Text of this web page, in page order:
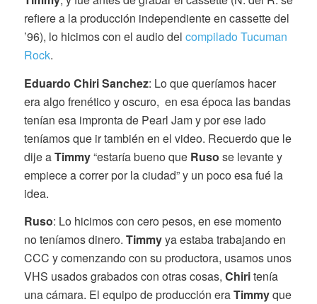
refiere a la producción independiente en cassette del
’96), lo hicimos con el audio del compilado Tucuman
Rock.
Eduardo Chiri Sanchez: Lo que queríamos hacer
era algo frenético y oscuro, en esa época las bandas
tenían esa impronta de Pearl Jam y por ese lado
teníamos que ir también en el video. Recuerdo que le
dije aTimmy“estaría bueno que Ruso se levante y
empiece a correr por la ciudad” y un poco esa fué la
idea.
Ruso: Lo hicimos con cero pesos, en ese momento
no teníamos dinero. Timmyya estaba trabajando en
CCC y comenzando con su productora, usamos unos
VHS usados grabados con otras cosas, Chiritenía
una cámara. El equipo de producción eraTimmyque